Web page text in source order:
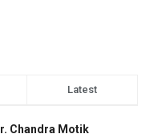
Latest
Chandra Motik